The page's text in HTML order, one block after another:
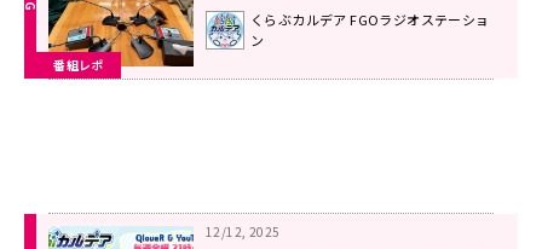
番組レポ
くらぶカルデア FGOラジオステーショ
ン
12/12, 2025